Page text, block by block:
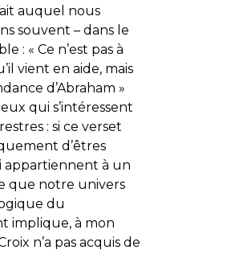
auquel nous
souvent – dans le
: « Ce n’est pas à
vient en aide, mais
d’Abraham »
qui s’intéressent
: si ce verset
d’êtres
appartiennent à un
que notre univers
du
implique, à mon
n’a pas acquis de